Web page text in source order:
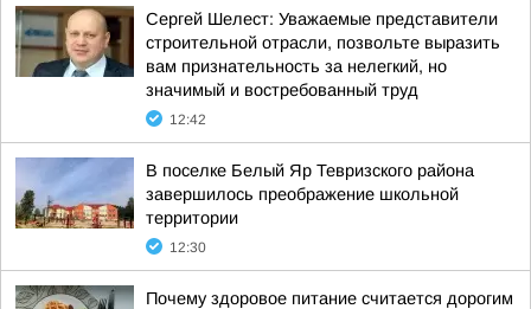
Сергей Шелест: Уважаемые представители
строительной отрасли, позвольте выразить
вам признательность за нелегкий, но
значимый и востребованный труд
12:42
В поселке Белый Яр Тевризского района
завершилось преображение школьной
территории
12:30
Почему здоровое питание считается дорогим